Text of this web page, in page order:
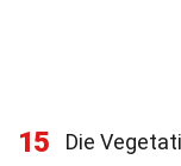
15
Die